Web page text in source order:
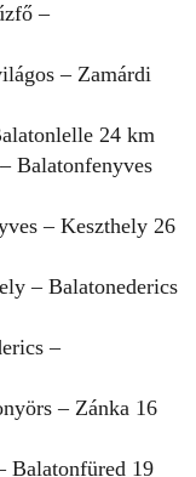
–
– Zamárdi
24 km
Balatonfenyves
– Keszthely 26
– Balatonederics
–
– Zánka 16
Balatonfüred 19